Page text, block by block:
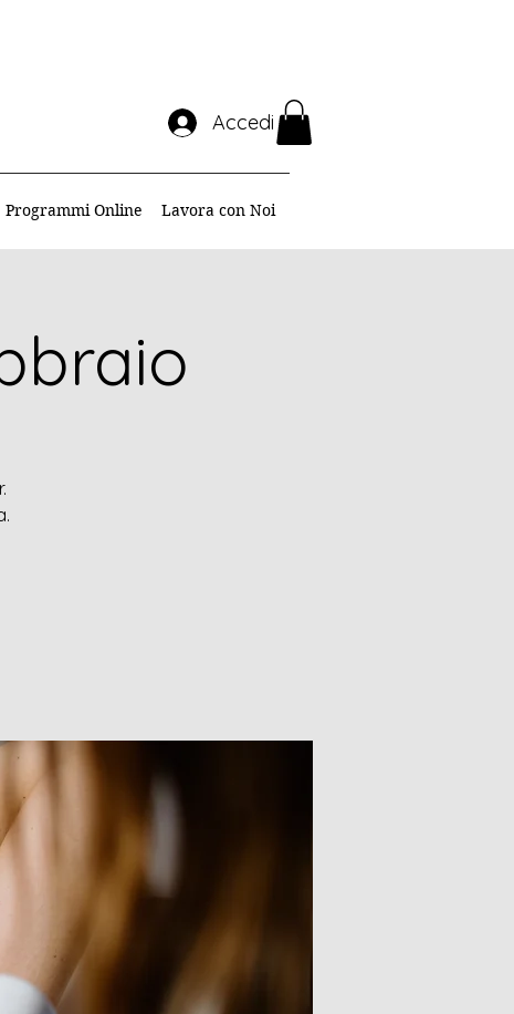
Accedi
Programmi Online Lavora con Noi